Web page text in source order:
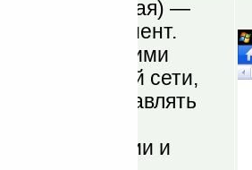
(бесплатная) —
клиент.
с другими
социальной сети,
оставлять
«стене»,
фотографии и